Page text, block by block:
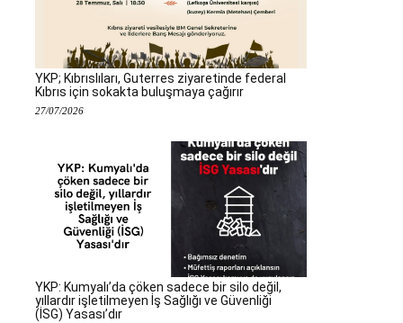
YKP; Kıbrıslıları, Guterres ziyaretinde federal
Kıbrıs için sokakta buluşmaya çağırır
27/07/2026
YKP: Kumyalı’da çöken sadece bir silo değil,
yıllardır işletilmeyen İş Sağlığı ve Güvenliği
(İSG) Yasası’dır